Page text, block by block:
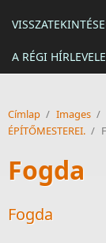
A RÉGI
Címlap / Images /
ÉPÍTŐMESTEREI. /
Fogda
Fogda